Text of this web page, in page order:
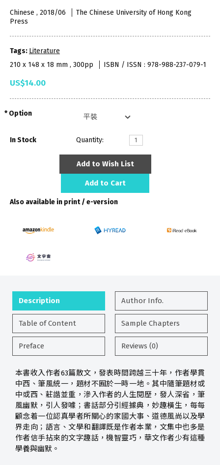
Chinese , 2018/06
The Chinese University of Hong Kong
Press
Tags: Literature
210 x 148 x 18 mm , 300pp
ISBN / ISSN : 978-988-237-079-1
US$14.00
Option
In Stock Quantity:
Add to Wish List
Add to Cart
Also available in print / e-version
Description Author Info.
Table of Content Sample Chapters
Preface Reviews (0)
本書收入作者63篇散文，發表時間跨越三十年，作者學貫
中西、筆風統一，題材不囿於一時一地。其中隨筆題材或
中或西、莊諧並重，滲入作者的人生閱歷，發人深省，筆
風幽默，引人發噱；書話部分引經據典，妙趣橫生，每每
顧念着一位認真學者所關心的家國大事、道德風尚以及學
界走向；語言、文學和翻譯既是作者本業，文集中也多是
作者信手拈來的文字趣話，機智靈巧，華文作者少有這種
學養與幽默。